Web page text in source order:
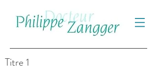
Titre 1